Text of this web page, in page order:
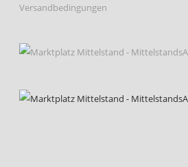
Versandbedingungen